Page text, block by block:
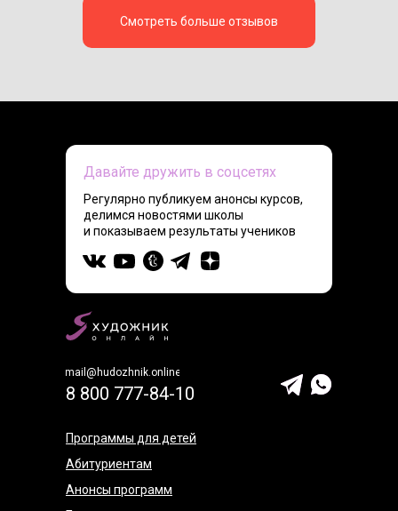
Смотреть больше отзывов
Давайте дружить в соцсетях
mail@hudozhnik.online
Регулярно публикуем анонсы курсов,
делимся новостями школы
и показываем результаты учеников
8 800 777-84-10
Программы для детей
Абитуриентам
Анонсы программ